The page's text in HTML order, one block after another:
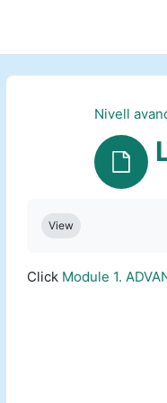
Nivell
View
Click Module 1.